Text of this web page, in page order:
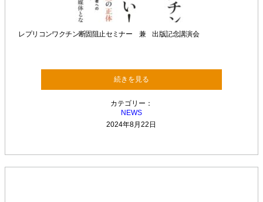
レプリコンワクチン断固阻止セミナー 兼 出版記念講演会
続きを見る
カテゴリー：
NEWS
2024年8月22日